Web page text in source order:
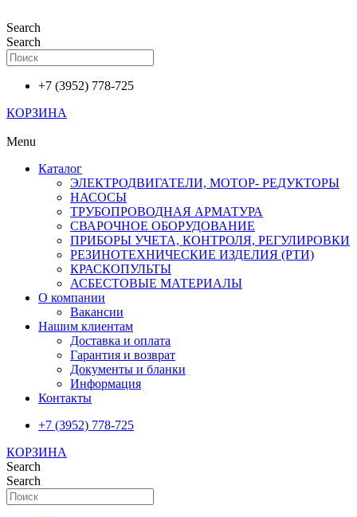
к
содержимому
Search
Search
+7 (3952) 778-725
КОРЗИНА
Menu
Каталог
ЭЛЕКТРОДВИГАТЕЛИ, МОТОР- РЕДУКТОРЫ
НАСОСЫ
ТРУБОПРОВОДНАЯ АРМАТУРА
СВАРОЧНОЕ ОБОРУДОВАНИЕ
ПРИБОРЫ УЧЕТА, КОНТРОЛЯ, РЕГУЛИРОВКИ
РЕЗИНОТЕХНИЧЕСКИЕ ИЗДЕЛИЯ (РТИ)
КРАСКОПУЛЬТЫ
АСБЕСТОВЫЕ МАТЕРИАЛЫ
О компании
Вакансии
Нашим клиентам
Доставка и оплата
Гарантия и возврат
Документы и бланки
Информация
Контакты
+7 (3952) 778-725
КОРЗИНА
Search
Search